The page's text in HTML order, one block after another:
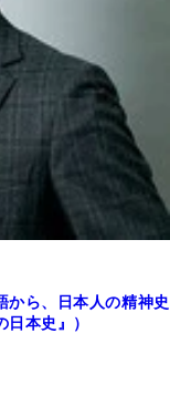
から、日本人の精神史
本史』）